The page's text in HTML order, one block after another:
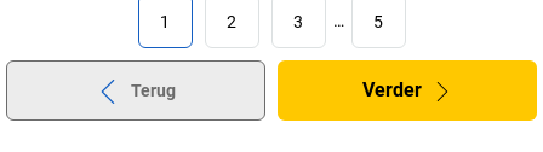
1 2 3 … 5
Terug Verder